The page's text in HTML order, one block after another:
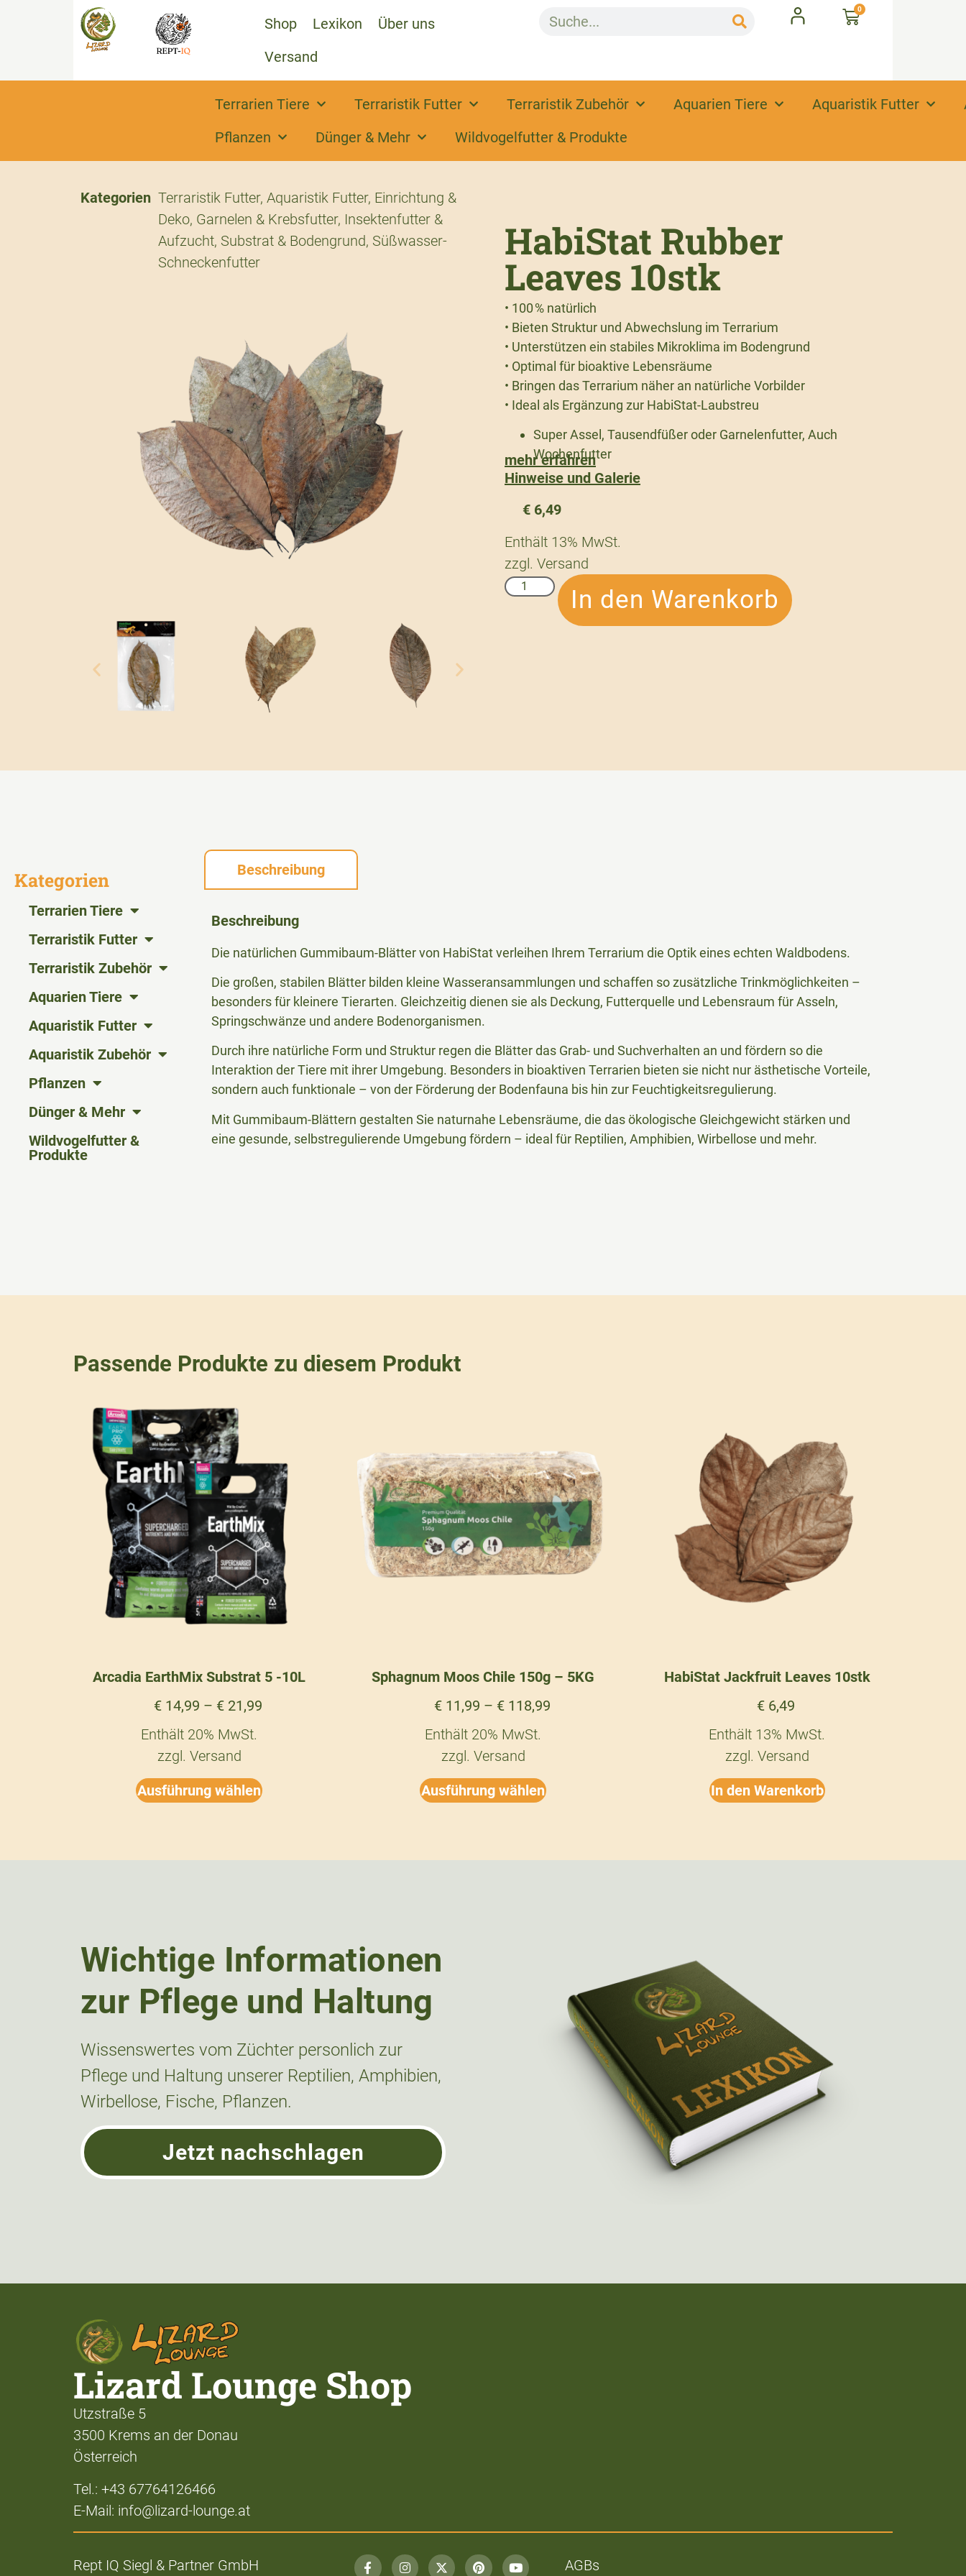
Shop Lexikon
Über uns
Versand
0
Terrarien Tiere Terraristik Futter Terraristik Zubehör Aquarien Tiere Aquaristik Futter
Pflanzen
Dünger & Mehr Wildvogelfutter & Produkte
Kategorien Terraristik Futter, Aquaristik Futter, Einrichtung &
Deko, Garnelen & Krebsfutter, Insektenfutter &
Aufzucht, Substrat & Bodengrund, Süßwasser-
Schneckenfutter
HabiStat Rubber
Leaves 10stk
• 100 % natürlich
• Bieten Struktur und Abwechslung im Terrarium
• Unterstützen ein stabiles Mikroklima im Bodengrund
• Optimal für bioaktive Lebensräume
• Bringen das Terrarium näher an natürliche Vorbilder
• Ideal als Ergänzung zur HabiStat-Laubstreu
Super Assel, Tausendfüßer oder Garnelenfutter, Auch
Wochenfutter
mehr erfahren
Hinweise und Galerie
€ 6,49
Enthält 13% MwSt.
zzgl. Versand
In den Warenkorb
Kategorien
Terrarien Tiere
Terraristik Futter
Terraristik Zubehör
Aquarien Tiere
Aquaristik Futter
Aquaristik Zubehör
Pflanzen
Dünger & Mehr
Wildvogelfutter &
Produkte
Beschreibung
Beschreibung
Die natürlichen Gummibaum-Blätter von HabiStat verleihen Ihrem Terrarium die Optik eines echten Waldbodens.
Die großen, stabilen Blätter bilden kleine Wasseransammlungen und schaffen so zusätzliche Trinkmöglichkeiten –
besonders für kleinere Tierarten. Gleichzeitig dienen sie als Deckung, Futterquelle und Lebensraum für Asseln,
Springschwänze und andere Bodenorganismen.
Durch ihre natürliche Form und Struktur regen die Blätter das Grab- und Suchverhalten an und fördern so die
Interaktion der Tiere mit ihrer Umgebung. Besonders in bioaktiven Terrarien bieten sie nicht nur ästhetische Vorteile,
sondern auch funktionale – von der Förderung der Bodenfauna bis hin zur Feuchtigkeitsregulierung.
Mit Gummibaum-Blättern gestalten Sie naturnahe Lebensräume, die das ökologische Gleichgewicht stärken und
eine gesunde, selbstregulierende Umgebung fördern – ideal für Reptilien, Amphibien, Wirbellose und mehr.
Passende Produkte zu diesem Produkt
Arcadia EarthMix Substrat 5 -10L
€ 14,99 – € 21,99
Enthält 20% MwSt.
zzgl. Versand
Ausführung wählen
Sphagnum Moos Chile 150g – 5KG
€11,99 – €118,99
Enthält 20% MwSt.
zzgl. Versand
Ausführung wählen
HabiStat Jackfruit Leaves 10stk
€ 6,49
Enthält 13% MwSt.
zzgl. Versand
In den Warenkorb
Wichtige Informationen
zur Pflege und Haltung
Wissenswertes vom Züchter personlich zur
Pflege und Haltung unserer Reptilien, Amphibien,
Wirbellose, Fische, Pflanzen.
Jetzt nachschlagen
Lizard Lounge Shop
Utzstraße 5
3500 Krems an der Donau
Österreich
Tel.: +43 67764126466
E-Mail: info@lizard-lounge.at
Rept IQ Siegl & Partner GmbH AGBs